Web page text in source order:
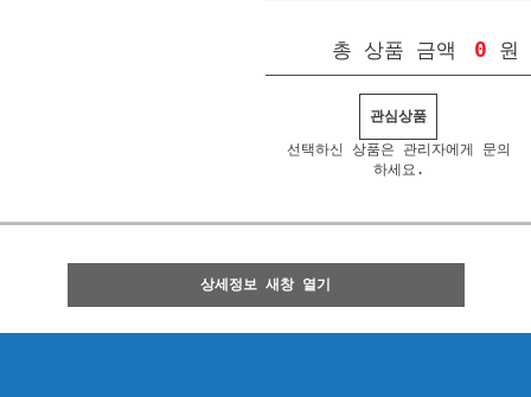
총 상품 금액 0 원
관심상품
선택하신 상품은 관리자에게 문의
하세요.
상세정보 새창 열기